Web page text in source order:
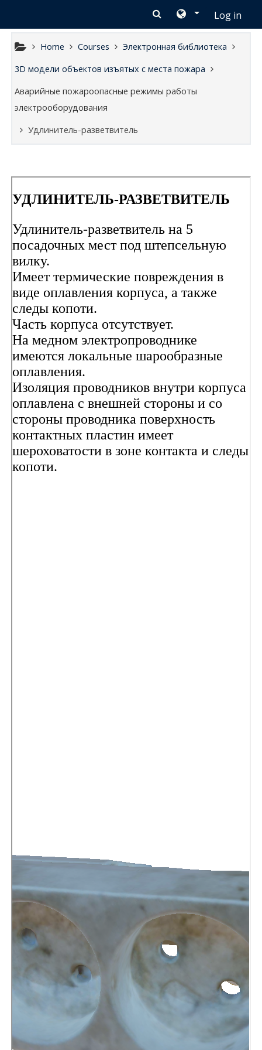
Log in
Home Courses
Электронная библиотека
3D модели объектов изъятых с места пожара
Аварийные пожароопасные режимы работы
электрооборудования
Удлинитель-разветвитель